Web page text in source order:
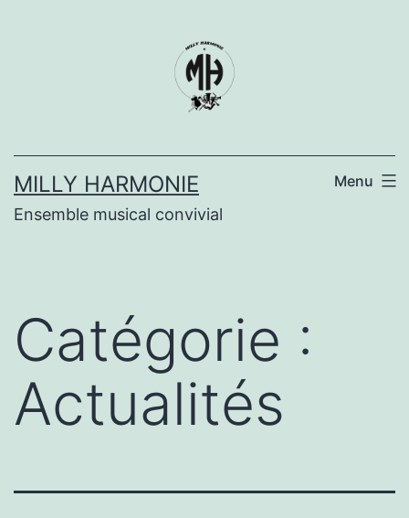
MILLY HARMONIE
Ensemble musical convivial
Menu
Catégorie :
Actualités